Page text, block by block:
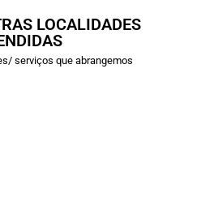
LOCALIDADES
serviços que abrangemos